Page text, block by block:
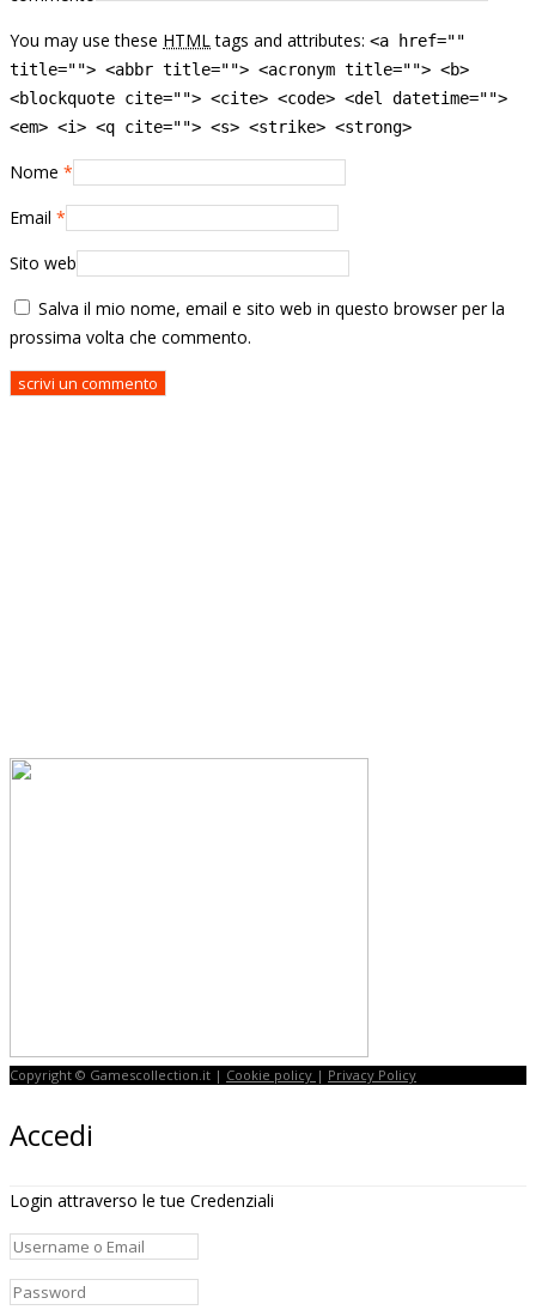
You may use these HTMLtags and attributes: <a href=""
title=""> <abbr title=""> <acronym title=""> <b>
<blockquote cite=""> <cite> <code> <del datetime="">
<em> <i> <q cite=""> <s> <strike> <strong>
Nome *
Email *
Sito web
Salva il mio nome, email e sito web in questo browser per la
prossima volta che commento.
Copyright © Gamescollection.it | Cookie policy | Privacy Policy
Accedi
Login attraverso le tue Credenziali